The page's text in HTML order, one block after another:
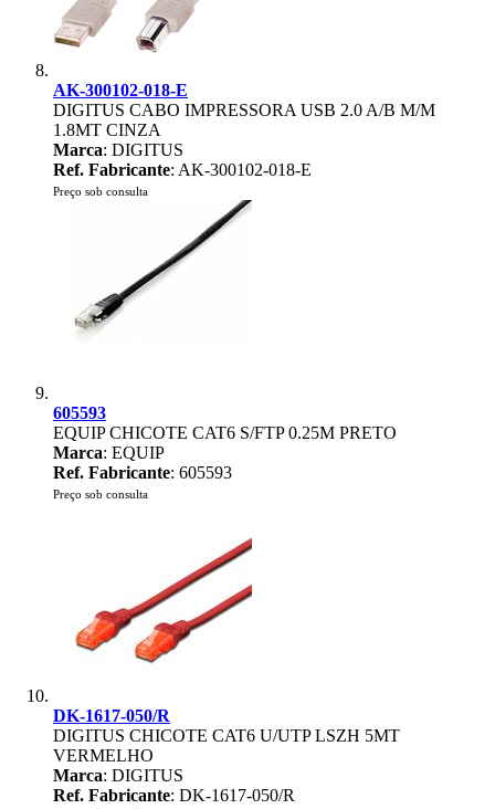
AK-300102-018-E
DIGITUS CABO IMPRESSORA USB 2.0 A/B M/M
1.8MT CINZA
Marca: DIGITUS
Ref. Fabricante: AK-300102-018-E
Preço sob consulta
605593
EQUIP CHICOTE CAT6 S/FTP 0.25M PRETO
Marca: EQUIP
Ref. Fabricante: 605593
Preço sob consulta
DK-1617-050/R
DIGITUS CHICOTE CAT6 U/UTP LSZH 5MT
VERMELHO
Marca: DIGITUS
Ref. Fabricante: DK-1617-050/R